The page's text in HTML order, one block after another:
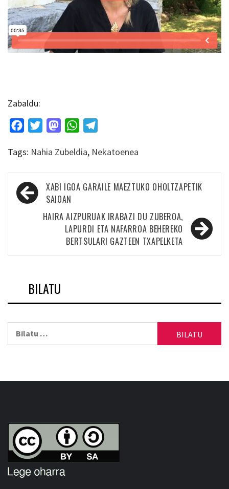
Zabaldu:
FacebookTwitterMastodonWhatsApp
Tags: Nahia Zubeldia, Nekatoenea
Bidalketetan
zehar
nabigatu
XABI IGOA GARAILE MAEZTUKO OHOLTZAPETIK
SAIOAN
HAIRA AIZPURUAK IRABAZI DU ZUBEROA,
LAPURDI ETA NAFARROA BEHEREKO
BERTSULARI GAZTEEN TXAPELKETA
BILATU